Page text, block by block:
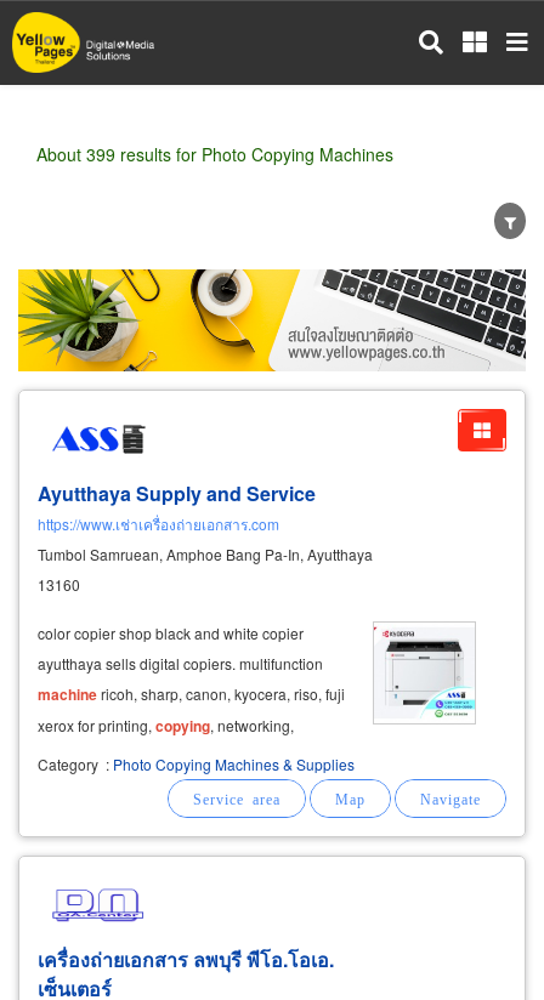
Skip
to
main
About 399 results for Photo Copying Machines
Wholesale Retail Manufacturer
Dealer
Exporter/Importer
Service Business
Ayutthaya Supply and Service
https://www.เช่าเครื่องถ่ายเอกสาร.com
Tumbol Samruean, Amphoe Bang Pa-In, Ayutthaya
13160
color copier shop black and white copier
ayutthaya sells digital copiers. multifunction
machinericoh, sharp, canon, kyocera, riso, fuji
xerox for printing, copying, networking,
scanning documents, sending faxes, print,
copy, scan, fax. second hand documents
second hand copy printer get a turn for
Category : Photo Copying Machines & Supplies
เครื่องถ่ายเอกสาร ลพบุรี พีโอ.โอเอ.
เซ็นเตอร์